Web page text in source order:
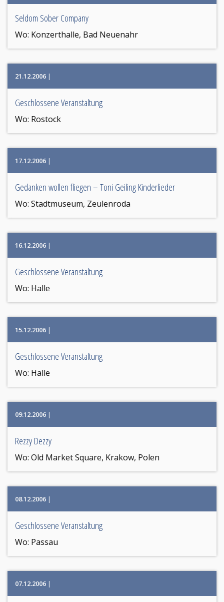
Seldom Sober Company
Wo: Konzerthalle, Bad Neuenahr
21.12.2006 |
Geschlossene Veranstaltung
Wo: Rostock
17.12.2006 |
Gedanken wollen fliegen – Toni Geiling Kinderlieder
Wo: Stadtmuseum, Zeulenroda
16.12.2006 |
Geschlossene Veranstaltung
Wo: Halle
15.12.2006 |
Geschlossene Veranstaltung
Wo: Halle
09.12.2006 |
Rezzy Dezzy
Wo: Old Market Square, Krakow, Polen
08.12.2006 |
Geschlossene Veranstaltung
Wo: Passau
07.12.2006 |